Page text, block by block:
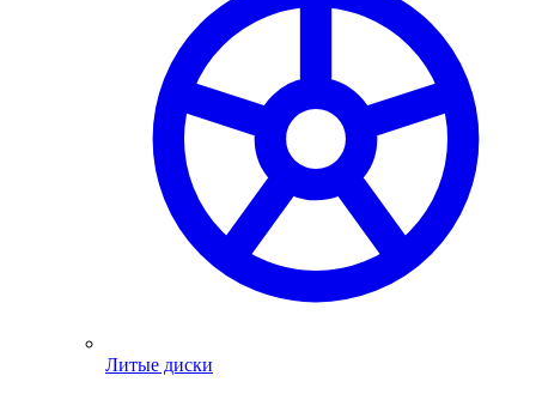
Литые диски